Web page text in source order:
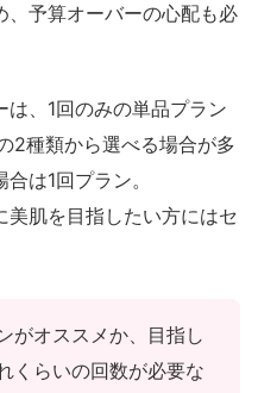
、予算オーバーの心配も必
、1回のみの単品プラン
2種類から選べる場合が多
は1回プラン。
肌を目指したい方にはセ
がオススメか、目指し
くらいの回数が必要な